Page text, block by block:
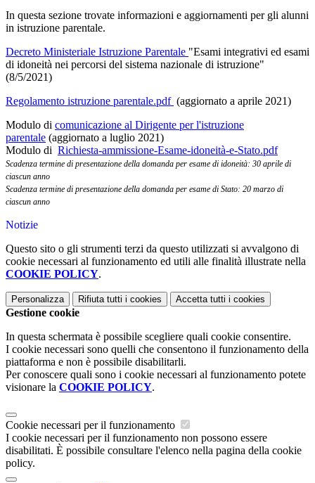
In questa sezione trovate informazioni e aggiornamenti per gli alunni
in istruzione parentale.
Decreto Ministeriale Istruzione Parentale "Esami integrativi ed esami
di idoneità nei percorsi del sistema nazionale di istruzione"
(8/5/2021)
Regolamento istruzione parentale.pdf (aggiornato a aprile 2021)
Modulo di comunicazione al Dirigente per l'istruzione
parentale (aggiornato a luglio 2021)
Modulo di Richiesta-ammissione-Esame-idoneità-e-Stato.pdf
Scadenza termine di presentazione della domanda per esame di idoneità: 30 aprile di
ciascun anno
Scadenza termine di presentazione della domanda per esame di Stato: 20 marzo di
ciascun anno
Notizie
Questo sito o gli strumenti terzi da questo utilizzati si avvalgono di
cookie necessari al funzionamento ed utili alle finalità illustrate nella
COOKIE POLICY.
Personalizza Rifiuta tutti i cookies Accetta tutti i cookies
Gestione cookie
In questa schermata è possibile scegliere quali cookie consentire.
I cookie necessari sono quelli che consentono il funzionamento della
piattaforma e non è possibile disabilitarli.
Per conoscere quali sono i cookie necessari al funzionamento potete
visionare la COOKIE POLICY.
Cookie necessari per il funzionamento
I cookie necessari per il funzionamento non possono essere
disabilitati. È possibile consultare l'elenco nella pagina della cookie
policy.